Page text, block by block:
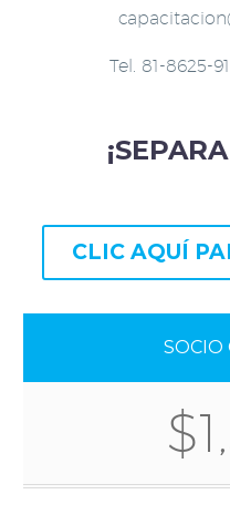
Tel. 81-8625-
CLIC AQUÍ
SOCIO